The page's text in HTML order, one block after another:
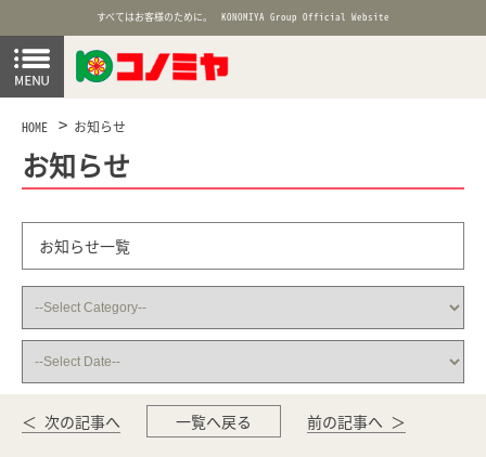
すべてはお客様のために。 KONOMIYA Group Official Website
HOME お知らせ
お知らせ
お知らせ一覧
＜ 次の記事へ 一覧へ戻る 前の記事へ ＞